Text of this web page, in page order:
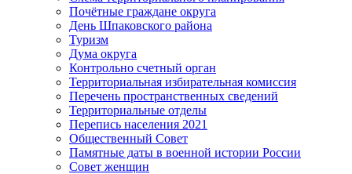
Почётные граждане округа
День Шпаковского района
Туризм
Дума округа
Контрольно счетный орган
Территориальная избирательная комиссия
Перечень пространственных сведений
Территориальные отделы
Перепись населения 2021
Общественный Совет
Памятные даты в военной истории России
Совет женщин